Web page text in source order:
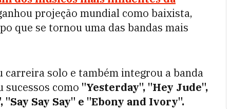
projeção mundial como baixista,
que se tornou uma das bandas mais
carreira solo e também integrou a banda
sucessos como "Yesterday", "Hey Jude",
Say Say" e "Ebony and Ivory".